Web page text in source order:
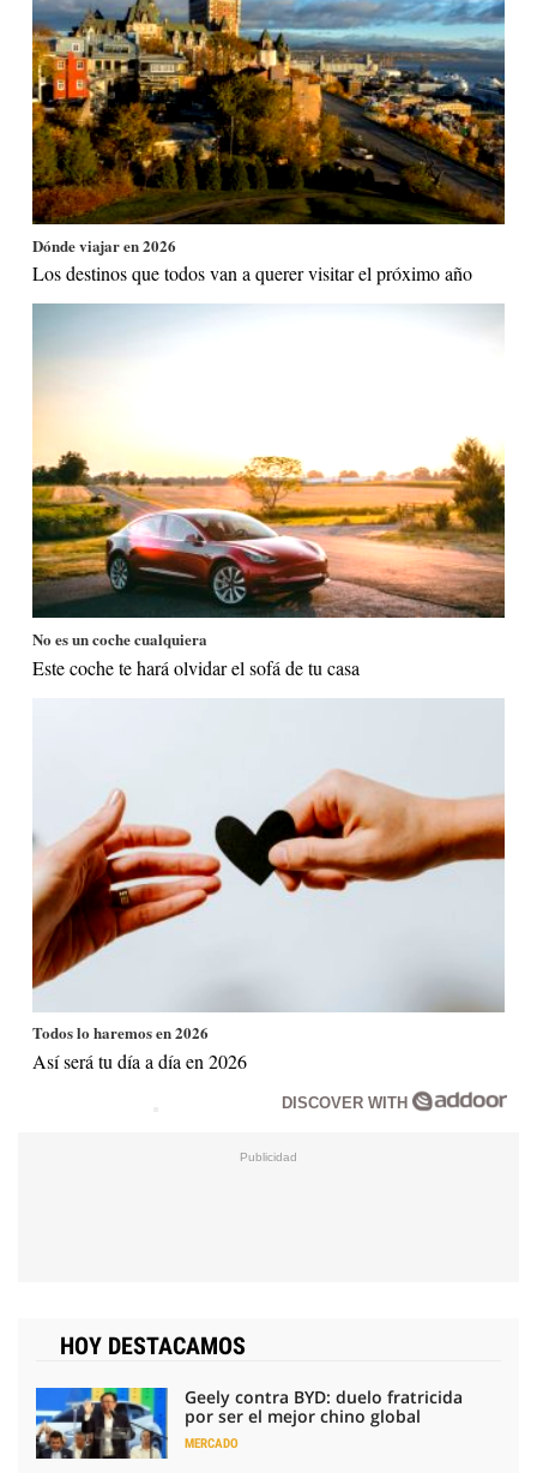
Dónde viajar en 2026
Los destinos que todos van a querer visitar el próximo año
No es un coche cualquiera
Este coche te hará olvidar el sofá de tu casa
Todos lo haremos en 2026
Así será tu día a día en 2026
DISCOVER WITH
HOY DESTACAMOS
Geely contra BYD: duelo fratricida
por ser el mejor chino global
MERCADO